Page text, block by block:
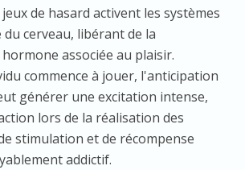
de hasard activent les systèmes
cerveau, libérant de la
associée au plaisir.
commence à jouer, l'anticipation
générer une excitation intense,
lors de la réalisation des
stimulation et de récompense
addictif.